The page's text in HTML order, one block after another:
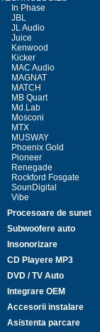
In Phase
JBL
JL Audio
Juice
Kenwood
Kicker
MAC Audio
MAGNAT
MATCH
MB Quart
Md.Lab
Mosconi
MTX
MUSWAY
Phoenix Gold
Pioneer
Renegade
Rockford Fosgate
SounDigital
Vibe
Procesoare de sunet
Subwoofere auto
Insonorizare
CD Playere MP3
DVD / TV Auto
Integrare OEM
Accesorii instalare
Asistenta parcare